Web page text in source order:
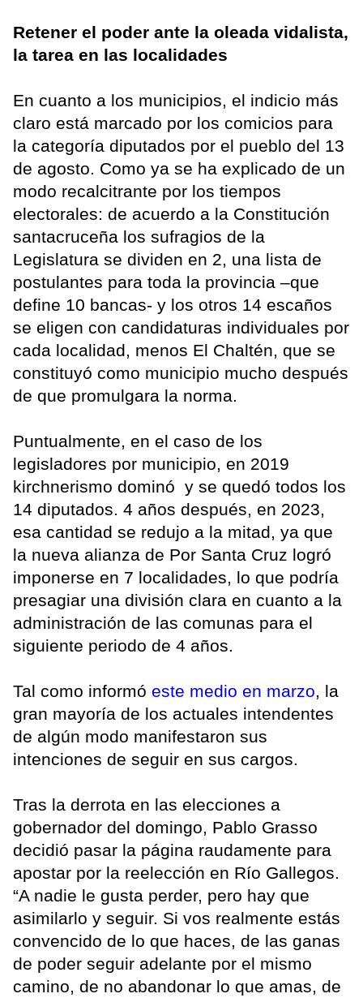
Retener el poder ante la oleada vidalista,
la tarea en las localidades
En cuanto a los municipios, el indicio más
claro está marcado por los comicios para
la categoría diputados por el pueblo del 13
de agosto. Como ya se ha explicado de un
modo recalcitrante por los tiempos
electorales: de acuerdo a la Constitución
santacruceña los sufragios de la
Legislatura se dividen en 2, una lista de
postulantes para toda la provincia –que
define 10 bancas- y los otros 14 escaños
se eligen con candidaturas individuales por
cada localidad, menos El Chaltén, que se
constituyó como municipio mucho después
de que promulgara la norma.
Puntualmente, en el caso de los
legisladores por municipio, en 2019
kirchnerismo dominó y se quedó todos los
14 diputados. 4 años después, en 2023,
esa cantidad se redujo a la mitad, ya que
la nueva alianza de Por Santa Cruz logró
imponerse en 7 localidades, lo que podría
presagiar una división clara en cuanto a la
administración de las comunas para el
siguiente periodo de 4 años.
Tal como informó este medio en marzo, la
gran mayoría de los actuales intendentes
de algún modo manifestaron sus
intenciones de seguir en sus cargos.
Tras la derrota en las elecciones a
gobernador del domingo, Pablo Grasso
decidió pasar la página raudamente para
apostar por la reelección en Río Gallegos.
“A nadie le gusta perder, pero hay que
asimilarlo y seguir. Si vos realmente estás
convencido de lo que haces, de las ganas
de poder seguir adelante por el mismo
camino, de no abandonar lo que amas, de